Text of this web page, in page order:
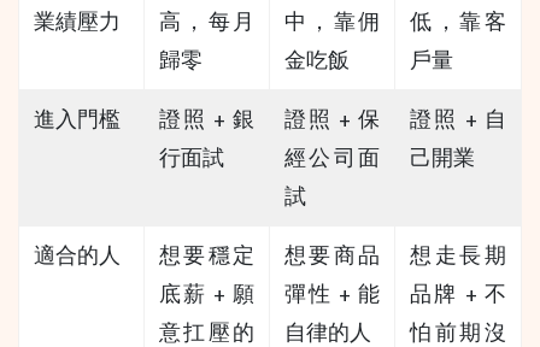
業績壓力
高，每月
歸零
中，靠佣
金吃飯
低，靠客
戶量
進入門檻
證照 + 銀
行面試
證照 + 保
經公司面
試
證照 + 自
己開業
適合的人
想要穩定
底薪 + 願
意扛壓的
想要商品
彈性 + 能
自律的人
想走長期
品牌 + 不
怕前期沒